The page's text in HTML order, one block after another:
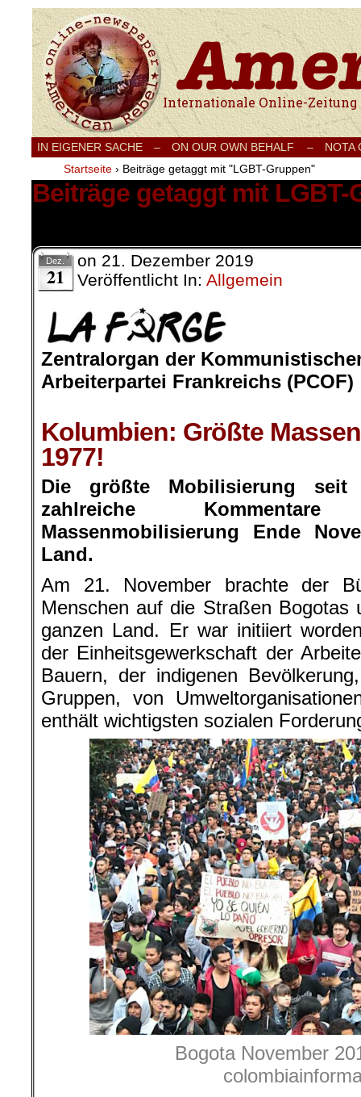
Internationale Onlinezeitung für Frieden,
IN EIGENER SACHE – ON OUR OWN BEHALF –
NOTA
Startseite › Beiträge getaggt mit "LGBT-Gruppen"
Beiträge getaggt mit LGBT-
Dez.
21
on 21. Dezember 2019
Veröffentlicht In: Allgemein
Zentralorgan der
Arbeiterpartei Frankreichs (PCOF)
Kolumbien: Größte
1977!
Die größte Mobilisierung
zahlreiche
Massenmobilisierung Ende
Land.
Am 21. November brachte der
Menschen auf die Straßen
ganzen Land. Er war initiiert
der Einheitsgewerkschaft der
Bauern, der indigenen
Gruppen, von
enthält wichtigsten sozialen
Bogota November